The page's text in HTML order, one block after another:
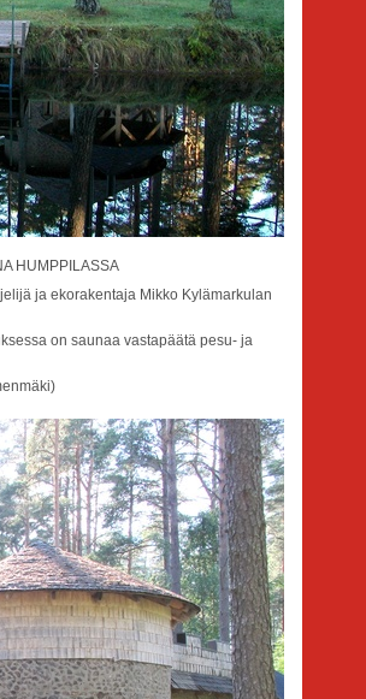
HUMPPILASSA
ja ekorakentaja Mikko Kylämarkulan
on saunaa vastapäätä pesu- ja